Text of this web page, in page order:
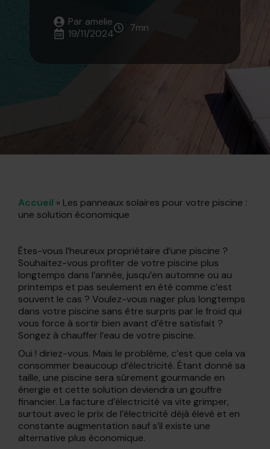
Par amelie
19/11/2024
7mn
Accueil » Les panneaux solaires pour votre piscine :
une solution économique
Êtes-vous l’heureux propriétaire d’une piscine ?
Souhaitez-vous profiter de votre piscine plus
longtemps dans l’année, jusqu’en automne ou au
printemps et pas seulement en été comme c’est
souvent le cas ? Voulez-vous nager plus longtemps
dans votre piscine sans être surpris par le froid qui
vous force à sortir bien avant d’être satisfait ?
Songez à chauffer l’eau de votre piscine.
Oui ! diriez-vous. Mais le problème, c’est que cela va
consommer beaucoup d’électricité. Étant donné sa
taille, une piscine sera sûrement gourmande en
énergie et cette solution deviendra un gouffre
financier. La facture d’électricité va vite grimper,
surtout avec le prix de l’électricité déjà élevé et en
constante augmentation sauf s’il existe une
alternative plus économique.